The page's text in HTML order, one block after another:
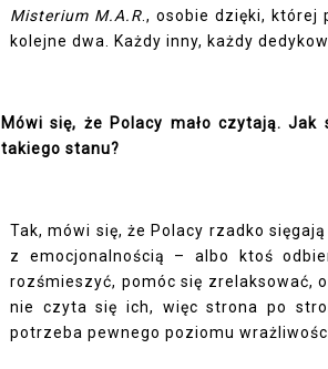
Misterium M.A.R ., osobie dzięki, której
kolejne dwa. Każdy inny, każdy
Mówi się, że Polacy mało czytają.
takiego stanu?
Tak, mówi się, że Polacy rzadko
z emocjonalnością – albo ktoś
rozśmieszyć, pomóc się zrelaksować,
nie czyta się ich, więc strona po
potrzeba pewnego poziomu